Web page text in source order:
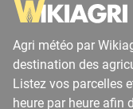
Agri météo par
destination des
Listez vos parcelles
heure par heure afin